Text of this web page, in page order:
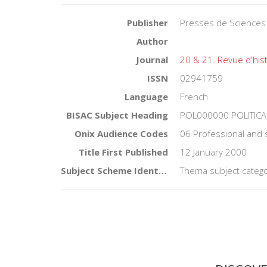
Publisher
Presses de
Author
Journal
20 & 21. Revue
ISSN
02941759
Language
French
BISAC Subject Heading
POL000000
Onix Audience Codes
06 Professional and
Title First Published
12 January 2000
Subject Scheme Identifier Code
Thema subject